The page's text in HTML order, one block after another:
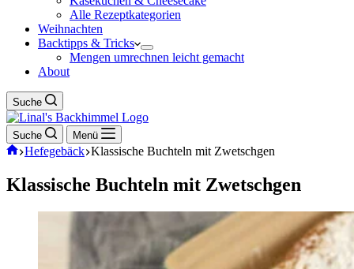
Alle Rezeptkategorien
Weihnachten
Backtipps & Tricks
Mengen umrechnen leicht gemacht
About
Suche
Suche Menü
Start
Hefegebäck Klassische Buchteln mit Zwetschgen
Klassische Buchteln mit Zwetschgen